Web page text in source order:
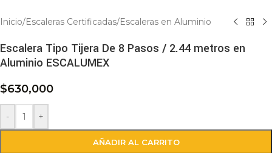
Inicio/Escaleras Certificadas/Escaleras en Aluminio
Escalera Tipo Tijera De 8 Pasos / 2.44 metros en
Aluminio ESCALUMEX
$630,000
- +
AÑADIR AL CARRITO